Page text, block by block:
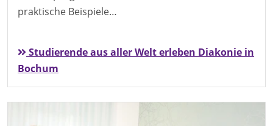
praktische Beispiele…
Studierende aus aller Welt erleben Diakonie in
Bochum